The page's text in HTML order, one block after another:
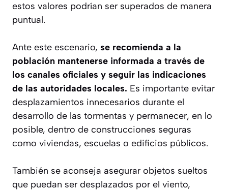
estos valores podrían ser superados de manera
puntual.
Ante este escenario, se recomienda a la
población mantenerse informada a través de
los canales oficiales y seguir las indicaciones
de las autoridades locales. Es importante evitar
desplazamientos innecesarios durante el
desarrollo de las tormentas y permanecer, en lo
posible, dentro de construcciones seguras
como viviendas, escuelas o edificios públicos.
También se aconseja asegurar objetos sueltos
que puedan ser desplazados por el viento,